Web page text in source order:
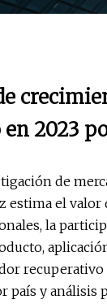
2023
de
estima el valor
la
país y análisis